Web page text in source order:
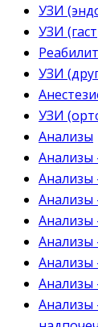
УЗИ
УЗИ
УЗИ
УЗИ
Анализы
Анализы
Анализы
Анализы
Анализы
Анализы
Анализы
Анализы